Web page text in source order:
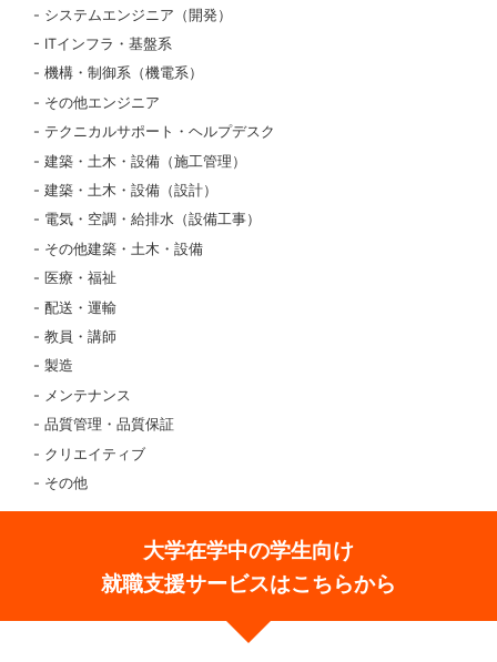
システムエンジニア（開発）
ITインフラ・基盤系
機構・制御系（機電系）
その他エンジニア
テクニカルサポート・ヘルプデスク
建築・土木・設備（施工管理）
建築・土木・設備（設計）
電気・空調・給排水（設備工事）
その他建築・土木・設備
医療・福祉
配送・運輸
教員・講師
製造
メンテナンス
品質管理・品質保証
クリエイティブ
その他
大学在学中の学生向け
就職支援サービスはこちらから